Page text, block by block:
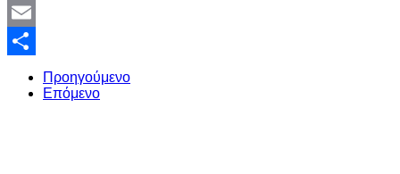
Twitter
Email
Share
Προηγούμενο
Επόμενο